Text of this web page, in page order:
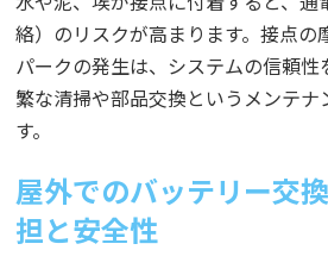
絡）のリスクが高まります。接点の
パークの発生は、システムの信頼
繁な清掃や部品交換というメンテナ
す。
屋外でのバッテリー交
担と安全性